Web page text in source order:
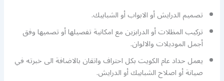
تصميم الدرايش أو الابواب أو الشبابيك.
تركيب المظلات أو الدرابزين مع امكانية تفصيلها أو تصميها وفق
أجمل الموديلات والالوان.
يعمل حداد عام الكويت بكل احتراف واتقان بالاضافة الى خبرته في
صيانة أو اصلاح الشبابيك أو الدرايش.